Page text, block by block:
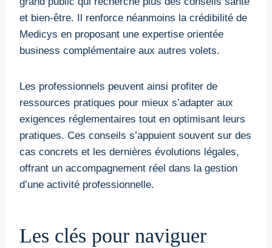
et bien-être. Il renforce néanmoins la crédibilité de
Medicys en proposant une expertise orientée
business complémentaire aux autres volets.
Les professionnels peuvent ainsi profiter de
ressources pratiques pour mieux s’adapter aux
exigences réglementaires tout en optimisant leurs
pratiques. Ces conseils s’appuient souvent sur des
cas concrets et les dernières évolutions légales,
offrant un accompagnement réel dans la gestion
d’une activité professionnelle.
Les clés pour naviguer